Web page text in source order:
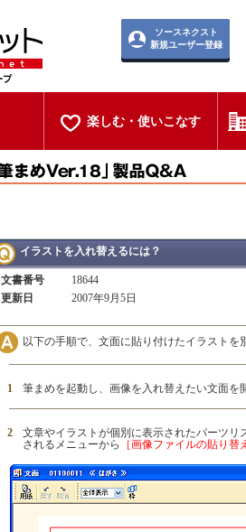
ソースネクスト
新規ユーザー登録
楽しむ・使いこなす
イラストを入れ替えるには？
文書番号
18644
更新日
2007年9月5日
以下の手順で、文面に貼り付けたイラスト
1 筆まめを起動し、画像を入れ替えたい文面を
2
文章やイラストが個別に表示されたパーツ
されるメニューから
［画像ファイルの貼り替